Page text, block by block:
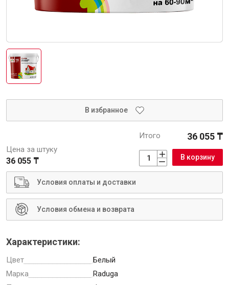
В избранное
Цена за штуку
36 055 ₸
Итого 36 055 ₸
В корзину
Условия оплаты и доставки
Условия обмена и возврата
Характеристики:
Цвет
Белый
Марка
Raduga
Обои
Водоснабжение и водоотведение
Электро-оборудование
Инструменты
Малярный инструмент
Специализированный инструмент
Пистолеты для ремонта